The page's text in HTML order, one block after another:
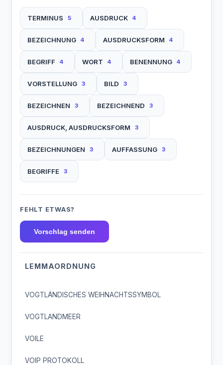
TERMINUS 5 AUSDRUCK 4
BEZEICHNUNG 4 AUSDRUCKSFORM 4
BEGRIFF 4 WORT 4 BENENNUNG 4
VORSTELLUNG 3 BILD 3
BEZEICHNEN 3 BEZEICHNEND 3
AUSDRUCK, AUSDRUCKSFORM 3
BEZEICHNUNGEN 3 AUFFASSUNG 3
BEGRIFFE 3
FEHLT ETWAS?
Vorschlag senden
LEMMAORDNUNG
VOGTLÄNDISCHES WEIHNACHTSSYMBOL
VOGTLANDMEER
VOILE
VOIP PROTOKOLL